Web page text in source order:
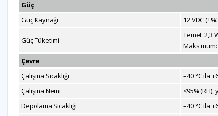
Güç
Güç Kaynağı
12 VDC
Güç Tüketimi
Temel: 2,3
Maksimum:
Çevre
Çalışma Sıcaklığı
–40 °C ila
Çalışma Nemi
≤95% (RH),
Depolama Sıcaklığı
–40 °C ila